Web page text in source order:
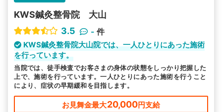
KWS鍼灸整骨院 大山
3.5
- 件
KWS鍼灸整骨院大山院では、一人ひとりにあった施術
を行っています。
当院では、徒手検査でお客さまの身体の状態をしっかり把握した
上で、施術を行っています。一人ひとりにあった施術を行うこと
により、症状の早期緩和を目指します。
お見舞金最大20,000円支給